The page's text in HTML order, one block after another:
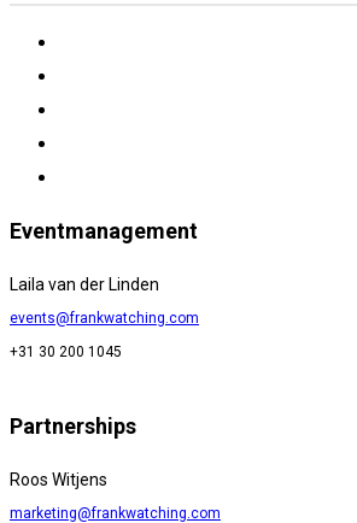
Eventmanagement
Laila van der Linden
events@frankwatching.com
+31 30 200 1045
Partnerships
Roos Witjens
marketing@frankwatching.com